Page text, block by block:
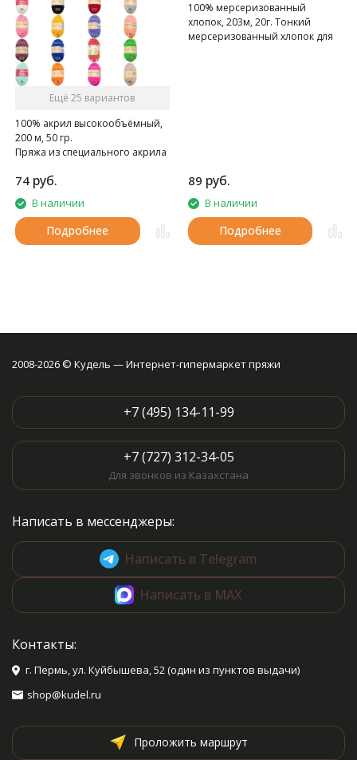
Ещё 25 вариантов
100% акрил высокообъёмный,
200 м, 50 гр.
Пряжа из специального акрила
74 руб.
В наличии
Подробнее
100% мерсеризованный
хлопок, 203м, 20г. Тонкий
мерсеризованный хлопок для
89 руб.
В наличии
Подробнее
2008-2026 © Кудель — Интернет-гипермаркет пряжи
+7 (495) 134-11-99
+7 (727) 312-34-05
Для звонков из Казахстана
Написать в мессенджеры:
Написать в Telegram
Написать в MAX
Контакты:
г. Пермь, ул. Куйбышева, 52 (один из пунктов выдачи)
shop@kudel.ru
Проложить маршрут